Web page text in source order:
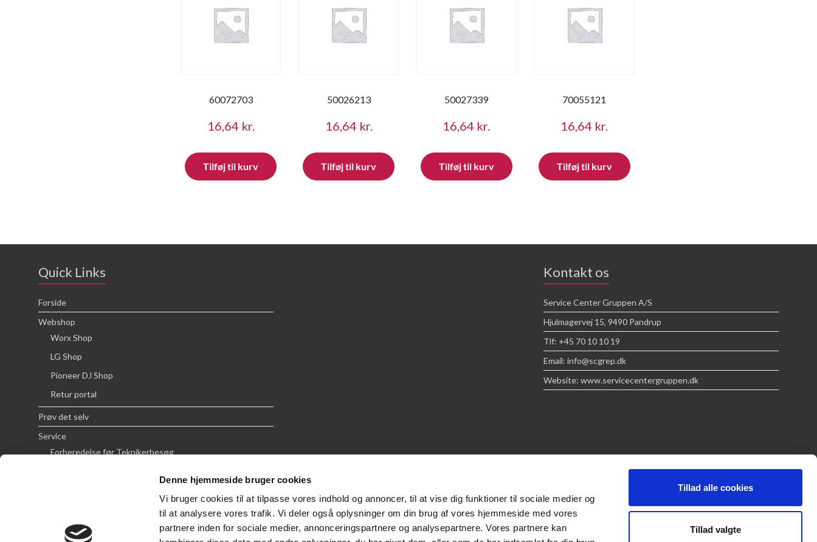
Denne hjemmeside bruger cookies
Vi bruger cookies til at tilpasse vores indhold og annoncer, til at vise dig funktioner til sociale medier og
til at analysere vores trafik. Vi deler også oplysninger om din brug af vores hjemmeside med vores
partnere inden for sociale medier, annonceringspartnere og analysepartnere. Vores partnere kan
Tillad alle cookies
Tillad valgte
60072703
16,64 kr.
Tilføj til kurv
50026213
16,64 kr.
Tilføj til kurv
50027339
16,64 kr.
Tilføj til kurv
70055121
16,64 kr.
Tilføj til kurv
Quick Links
Forside
Webshop
Worx Shop
LG Shop
Pioneer DJ Shop
Retur portal
Prøv det selv
Service
Forberedelse før Teknikerbesøg
Handelsbetingelser
Kontakt os
Service Center Gruppen A/S
Hjulmagervej 15, 9490 Pandrup
Tlf: +45 70 10 10 19
Email: info@scgrep.dk
Website: www.servicecentergruppen.dk